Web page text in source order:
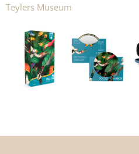
Teylers Museum